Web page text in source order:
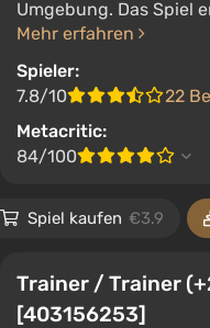
Umgebung. Das Spiel
Mehr erfahren
Spieler:
7.8/10
22
Metacritic:
84/100
Spiel kaufen €3.9
Trainer / Trainer
[403156253]